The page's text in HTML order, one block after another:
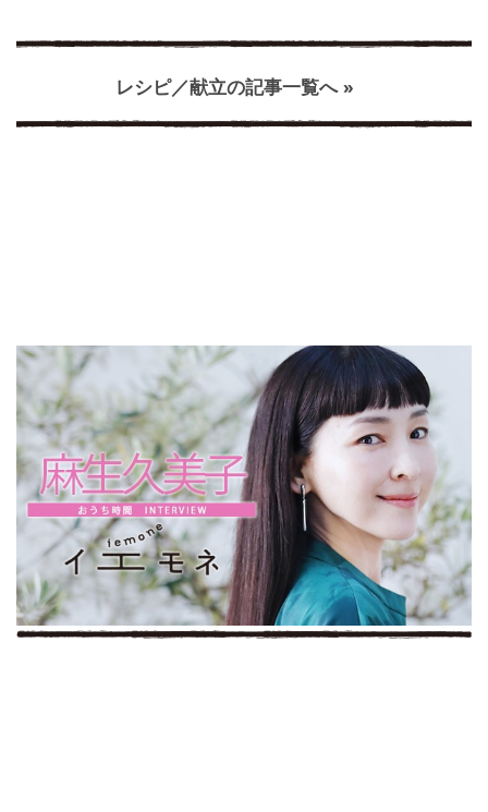
レシピ／献立の記事一覧へ »